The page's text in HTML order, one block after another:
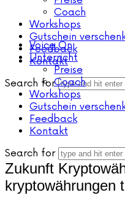
Coach
Workshops
Gutschein
Feedback
Kontakt
Search for
Voice On
Unterricht
Preise
Coach
Workshops
Gutschein
Feedback
Kontakt
Search for
Zukunft
kryptowährungen